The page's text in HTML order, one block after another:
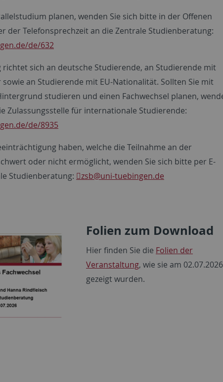
planen, wenden Sie sich bitte in der Offenen
der Telefonsprechzeit an die Zentrale Studienberatung:
de/632
richtet sich an deutsche Studierende, an Studierende mit
an Studierende mit EU-Nationalität. Sollten Sie mit
studieren und einen Fachwechsel planen,
Zulassungsstelle für internationale Studierende:
de/8935
haben, welche die Teilnahme an der
oder nicht ermöglicht, wenden Sie sich bitte per E-
Studienberatung:
zsb@uni-tuebingen.de
Folien zum Download
Hier finden Sie die Folien der
Veranstaltung, wie sie am 02.07.2026
gezeigt wurden.